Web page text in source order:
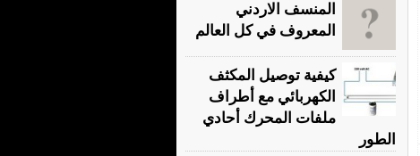
المنسف الاردني
المعروف في كل العالم
كيفية توصيل المكثف
الكهربائي مع أطراف
ملفات المحرك أحادي
الطور